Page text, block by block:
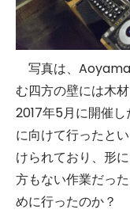
写真は、Aoyama
む四方の壁には木
2017年5月に開催
に向けて行ったと
けられており、形
方もない作業だっ
めに行ったのか？